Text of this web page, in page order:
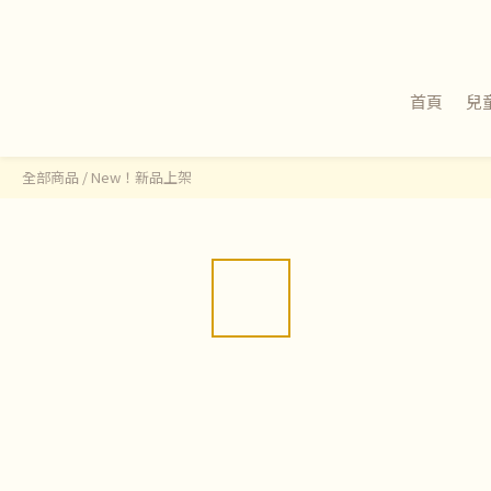
首頁 兒
全部商品 / New！新品上架